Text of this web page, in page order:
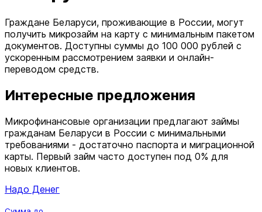
Граждане Беларуси, проживающие в России, могут
получить микрозайм на карту с минимальным пакетом
документов. Доступны суммы до 100 000 рублей с
ускоренным рассмотрением заявки и онлайн-
переводом средств.
Интересные предложения
Микрофинансовые организации предлагают займы
гражданам Беларуси в России с минимальными
требованиями - достаточно паспорта и миграционной
карты. Первый займ часто доступен под 0% для
новых клиентов.
Надо Денег